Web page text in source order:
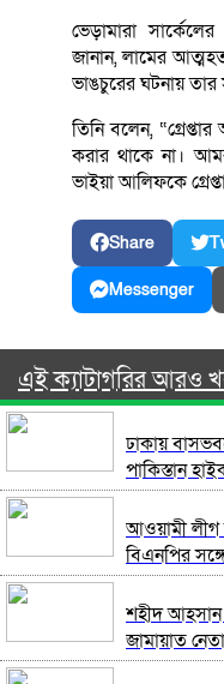
ভেড়ামারা
জানান, লামের
ভাঙচুরের ঘটনায় তার
তিনি বলেন,
করার থাকে না।
ভাইয়া আলিফকে
Share
Messenger
এই ক্যাটাগরির আরও
ঢাকায়
পাকিস্তান
আওয়ামী
বিএনপির
শহীদ আহসান
জামায়াত